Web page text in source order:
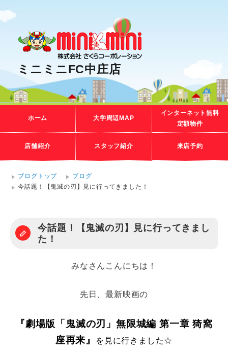
ミニミニFC中庄店
ホーム 大学周辺MAP
インターネット無料
定額物件
店舗紹介 スタッフ紹介 来店予約
ブログトップ
ブログ
今話題！【鬼滅の刃】見に行ってきました！
今話題！【鬼滅の刃】見に行ってきまし
た！
みなさんこんにちは！
先日、最新映画の
『劇場版「鬼滅の刃」無限城編 第一章 猗窩
座再来』
を 見に行きました☆